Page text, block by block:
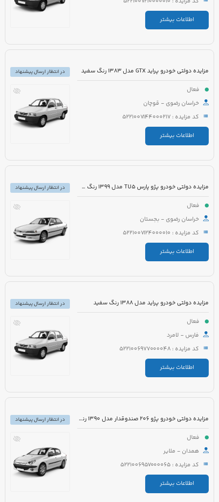
اطلاعات بیشتر
مزایده دولتی خودرو پراید GTX مدل 1383 رنگ سفید
فعال
خراسان رضوی - قوچان
کد مزایده : 5221007144000217
اطلاعات بیشتر
در انتظار ارسال پیشنهاد
مزایده دولتی خودرو پژو پارس TU5 مدل 1399 رنگ سفید
فعال
خراسان رضوی - بجستان
کد مزایده : 5221007124000010
اطلاعات بیشتر
در انتظار ارسال پیشنهاد
مزایده دولتی خودرو پراید مدل 1388 رنگ سفید
فعال
فارس - لامرد
کد مزایده : 5221006977000048
اطلاعات بیشتر
در انتظار ارسال پیشنهاد
مزایده دولتی خودرو پژو 206 صندوقدار مدل 1390 رنگ سفید روغنی
فعال
همدان - ملایر
کد مزایده : 5221006957000065
اطلاعات بیشتر
در انتظار ارسال پیشنهاد